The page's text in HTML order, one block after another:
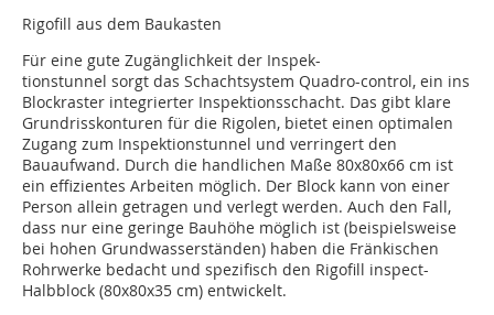
Rigofill aus dem Baukasten
Für eine gute Zugänglichkeit der Inspek-
tionstunnel sorgt das Schachtsystem Quadro-control, ein ins
Blockraster integrierter Inspektionsschacht. Das gibt klare
Grundrisskonturen für die Rigolen, bietet einen optimalen
Zugang zum Inspektionstunnel und verringert den
Bauaufwand. Durch die handlichen Maße 80x80x66 cm ist
ein effizientes Arbeiten möglich. Der Block kann von einer
Person allein getragen und verlegt werden. Auch den Fall,
dass nur eine geringe Bauhöhe möglich ist (beispielsweise
bei hohen Grundwasserständen) haben die Fränkischen
Rohrwerke bedacht und spezifisch den Rigofill inspect-
Halbblock (80x80x35 cm) entwickelt.